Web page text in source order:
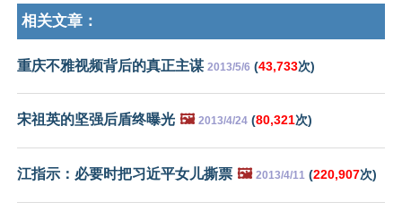
相关文章：
重庆不雅视频背后的真正主谋 2013/5/6 (43,733次)
宋祖英的坚强后盾终曝光 🖼️ 2013/4/24 (80,321次)
江指示：必要时把习近平女儿撕票 🖼️ 2013/4/11 (220,907次)